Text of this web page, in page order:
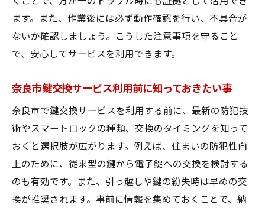
ます。また、作業後には必ず動作確認を行い、不具合が
ないか確認しましょう。こうした注意事項を守ること
で、安心してサービスを利用できます。
奈良市鍵交換サービス利用前に知っておきたい事
奈良市で鍵交換サービスを利用する前に、最新の防犯技
術やスマートロックの種類、交換のタイミングを知って
おくと選択肢が広がります。例えば、住まいの防犯性向
上のために、従来型の鍵から電子錠への交換を検討する
のも有効です。また、引っ越しや鍵の紛失時は早めの交
換が推奨されます。事前に情報を集めておくことで、納